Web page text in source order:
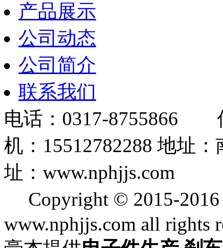
产品展示
公司动态
公司简介
联系我们
电话：0317-8755866
机：15512782288 地
址：www.nphjjs.com
Copyright © 2015-
www.nphjjs.com all rights